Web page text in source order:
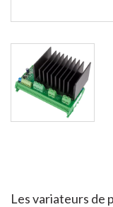
Les variateurs de